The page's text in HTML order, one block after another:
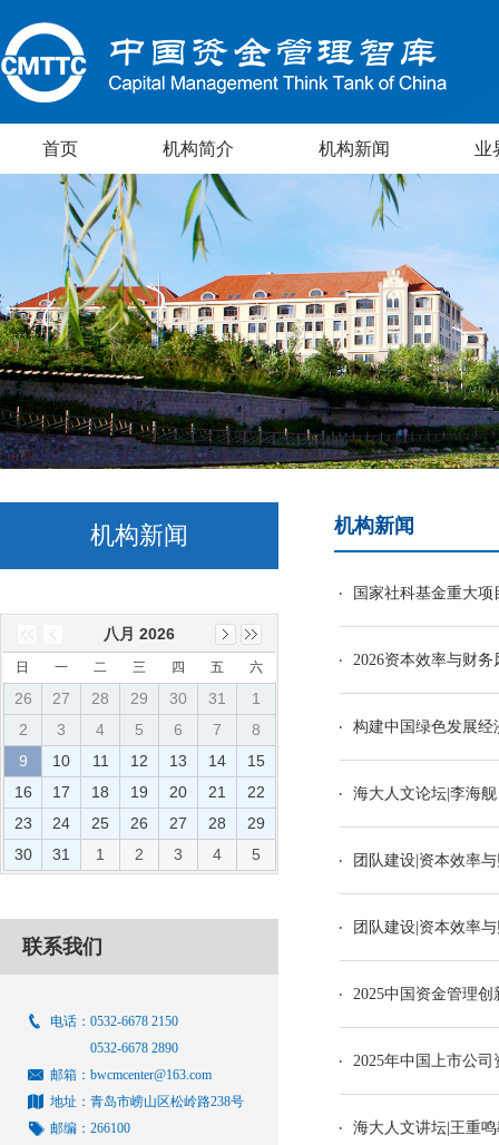
首页 机构简介 机构新闻 业
机构新闻
八月 2026
日 一 二 三 四 五 六
26 27 28 29 30 31
1
2
3 4 5 6 7
8
9
10 11 12 13 14
15
16
17 18 19 20 21
22
23
24 25 26 27 28
29
30
31 1 2 3 4 5
联系我们
电话：0532-6678 2150
0532-6678 2890
邮箱：bwcmcenter@163.com
地址：青岛市崂山区松岭路238号
邮编：266100
机构新闻
国家社科基金重大
2026资本效率与财
构建中国绿色发展
海大人文论坛|李海
团队建设|资本效率
团队建设|资本效率
2025中国资金管理
2025年中国上市公
海大人文讲坛|王重